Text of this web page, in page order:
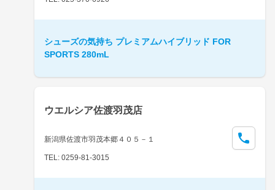
シューズの気持ち プレミアムハイブリッド FOR
SPORTS 280mL
ウエルシア佐渡羽茂店
新潟県佐渡市羽茂本郷４０５－１
TEL: 0259-81-3015